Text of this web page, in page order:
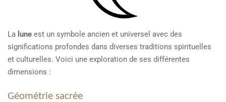
La lune est un symbole ancien et universel avec des
significations profondes dans diverses traditions spirituelles
et culturelles. Voici une exploration de ses différentes
dimensions :
Géométrie sacrée